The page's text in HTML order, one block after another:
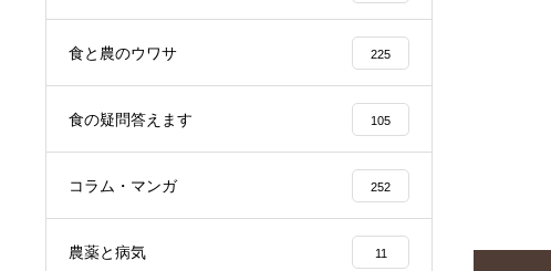
食と農のウワサ 225
食の疑問答えます 105
コラム・マンガ 252
農薬と病気 11